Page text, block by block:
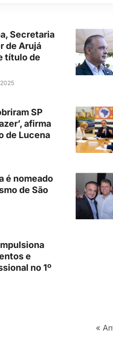
Secretaria
de Arujá
título de
SP
afirma
de Lucena
é nomeado
de São
e
no 1º
«